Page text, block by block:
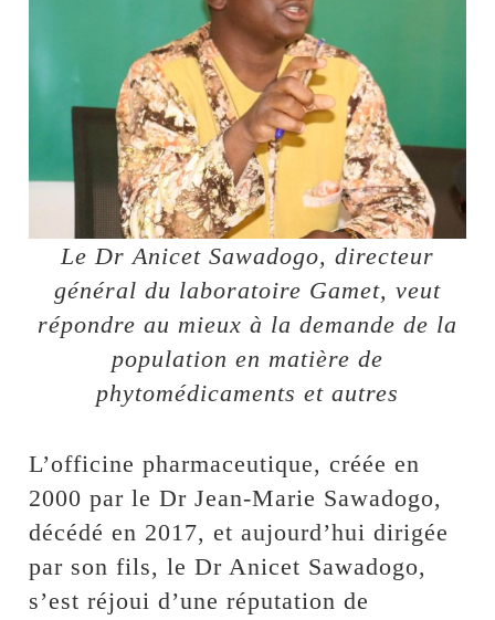
Le Dr Anicet Sawadogo, directeur
général du laboratoire Gamet, veut
répondre au mieux à la demande de la
population en matière de
phytomédicaments et autres
L’officine pharmaceutique, créée en
2000 par le Dr Jean-Marie Sawadogo,
décédé en 2017, et aujourd’hui dirigée
par son fils, le Dr Anicet Sawadogo,
s’est réjoui d’une réputation de